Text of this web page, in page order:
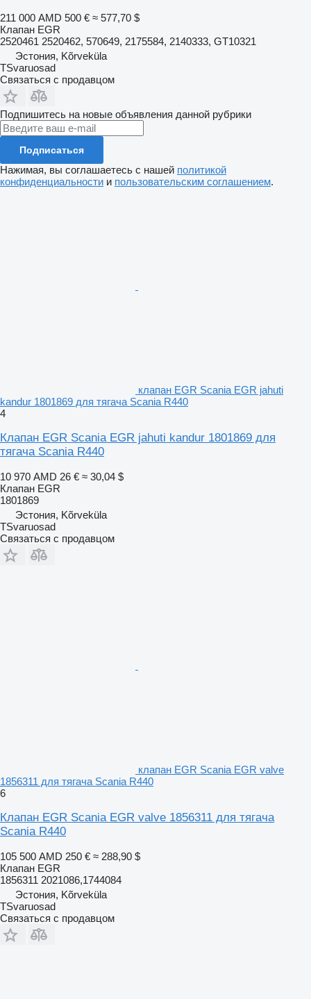
211 000 AMD 500 € ≈ 577,70 $
Клапан EGR
2520461 2520462, 570649, 2175584, 2140333, GT10321
Эстония, Kõrveküla
TSvaruosad
Связаться с продавцом
Подпишитесь на новые объявления данной рубрики
Подписаться
Нажимая, вы соглашаетесь с нашей политикой
конфиденциальности и пользовательским соглашением.
клапан EGR Scania EGR jahuti
kandur 1801869 для тягача Scania R440
4
Клапан EGR Scania EGR jahuti kandur 1801869 для
тягача Scania R440
10 970 AMD 26 € ≈ 30,04 $
Клапан EGR
1801869
Эстония, Kõrveküla
TSvaruosad
Связаться с продавцом
клапан EGR Scania EGR valve
1856311 для тягача Scania R440
6
Клапан EGR Scania EGR valve 1856311 для тягача
Scania R440
105 500 AMD 250 € ≈ 288,90 $
Клапан EGR
1856311 2021086,1744084
Эстония, Kõrveküla
TSvaruosad
Связаться с продавцом